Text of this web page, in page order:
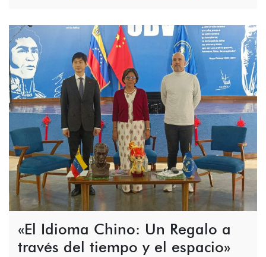
«El Idioma Chino: Un Regalo a
través del tiempo y el espacio»